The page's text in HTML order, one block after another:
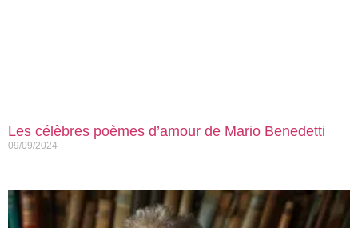
Les célèbres poèmes d’amour de Mario Benedetti
09/09/2024